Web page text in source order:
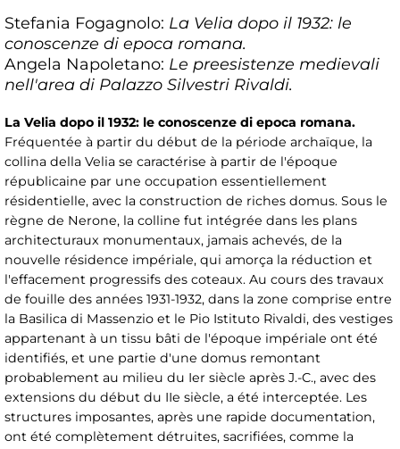
Stefania Fogagnolo: La Velia dopo il 1932: le
conoscenze di epoca romana.
Angela Napoletano: Le preesistenze medievali
nell'area di Palazzo Silvestri Rivaldi.
La Velia dopo il 1932: le conoscenze di epoca romana.
Fréquentée à partir du début de la période archaïque, la
collina della Velia se caractérise à partir de l'époque
républicaine par une occupation essentiellement
résidentielle, avec la construction de riches domus. Sous le
règne de Nerone, la colline fut intégrée dans les plans
architecturaux monumentaux, jamais achevés, de la
nouvelle résidence impériale, qui amorça la réduction et
l'effacement progressifs des coteaux. Au cours des travaux
de fouille des années 1931-1932, dans la zone comprise entre
la Basilica di Massenzio et le Pio Istituto Rivaldi, des vestiges
appartenant à un tissu bâti de l'époque impériale ont été
identifiés, et une partie d'une domus remontant
probablement au milieu du Ier siècle après J.-C., avec des
extensions du début du IIe siècle, a été interceptée. Les
structures imposantes, après une rapide documentation,
ont été complètement détruites, sacrifiées, comme la